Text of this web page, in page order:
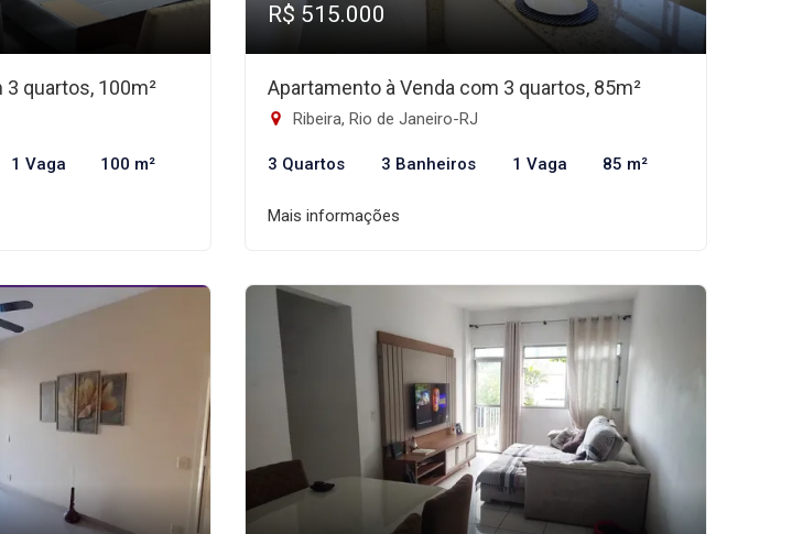
quartos, 100m²
1 Vaga 100 m²
R$ 515.000
Apartamento à Venda com 3 quartos, 85m²
Ribeira, Rio de Janeiro-RJ
3 Quartos 3 Banheiros 1 Vaga 85 m²
Mais informações